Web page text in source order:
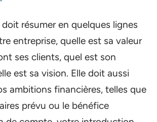
résumer en quelques lignes
entreprise, quelle est sa valeur
ses clients, quel est son
est sa vision. Elle doit aussi
ambitions financières, telles que
prévu ou le bénéfice